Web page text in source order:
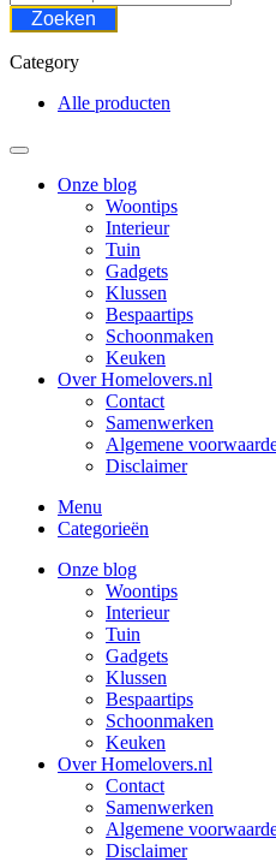
Zoeken
Category
Alle producten
Onze blog
Woontips
Interieur
Tuin
Gadgets
Klussen
Bespaartips
Schoonmaken
Keuken
Over Homelovers.nl
Contact
Samenwerken
Algemene
Disclaimer
Menu
Categorieën
Onze blog
Woontips
Interieur
Tuin
Gadgets
Klussen
Bespaartips
Schoonmaken
Keuken
Over Homelovers.nl
Contact
Samenwerken
Algemene
Disclaimer